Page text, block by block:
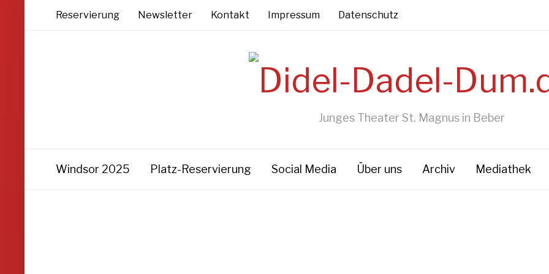
Reservierung Newsletter Kontakt Impressum Datenschutz
Junges Theater St. Magnus in Beber
Windsor 2025 Platz-Reservierung Social Media Über uns Archiv Mediathek